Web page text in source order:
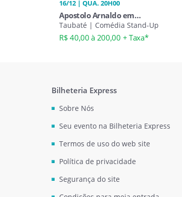
16/12 | QUA. 20H00
Apostolo Arnaldo em
Taubaté
Taubaté | Comédia Stand-Up
R$ 40,00 à 200,00 + Taxa*
Bilheteria Express
Sobre Nós
Seu evento na Bilheteria Express
Termos de uso do web site
Política de privacidade
Segurança do site